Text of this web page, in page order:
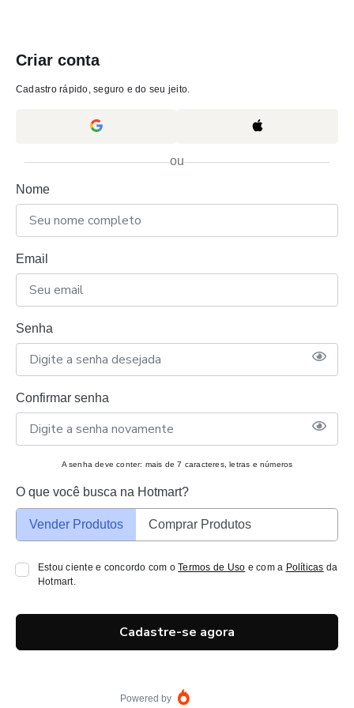
Criar conta
Cadastro rápido, seguro e do seu jeito.
ou
Nome
Email
Senha
Confirmar senha
A senha deve conter: mais de 7 caracteres, letras e números
O que você busca na Hotmart?
Vender Produtos Comprar Produtos
Estou ciente e concordo com oTermos de Uso e com a Políticas da
Hotmart.
Cadastre-se agora
Powered by